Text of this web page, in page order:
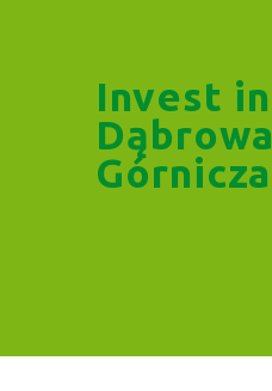
Invest in
Dąbrowa
Górnicza